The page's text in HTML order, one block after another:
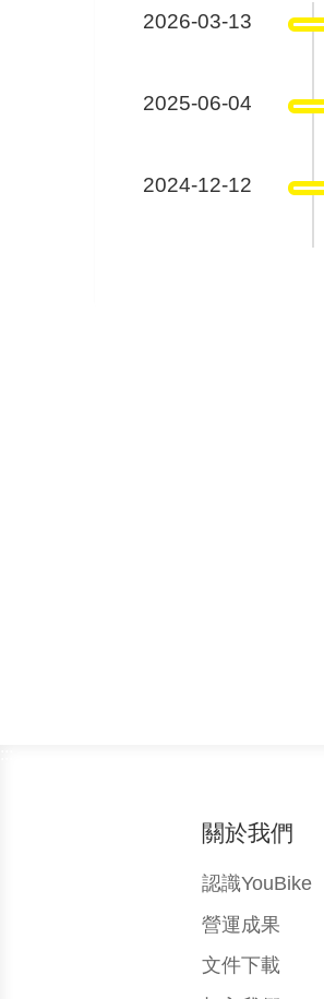
2026-03-13
2025-06-04
2024-12-12
關於我們
認識YouBike
營運成果
文件下載